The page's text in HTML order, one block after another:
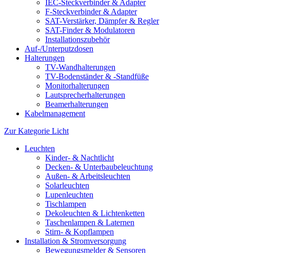
IEC-Steckverbinder & Adapter
F-Steckverbinder & Adapter
SAT-Verstärker, Dämpfer & Regler
SAT-Finder & Modulatoren
Installationszubehör
Auf-/Unterputzdosen
Halterungen
TV-Wandhalterungen
TV-Bodenständer & -Standfüße
Monitorhalterungen
Lautsprecherhalterungen
Beamerhalterungen
Kabelmanagement
Zur Kategorie Licht
Leuchten
Kinder- & Nachtlicht
Decken- & Unterbaubeleuchtung
Außen- & Arbeitsleuchten
Solarleuchten
Lupenleuchten
Tischlampen
Dekoleuchten & Lichtenketten
Taschenlampen & Laternen
Stirn- & Kopflampen
Installation & Stromversorgung
Bewegungsmelder & Sensoren